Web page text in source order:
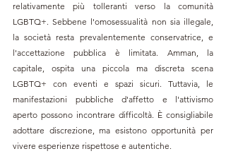
relativamente più tolleranti verso la comunità
LGBTQ+. Sebbene l'omosessualità non sia illegale,
la società resta prevalentemente conservatrice, e
l'accettazione pubblica è limitata. Amman, la
capitale, ospita una piccola ma discreta scena
LGBTQ+ con eventi e spazi sicuri. Tuttavia, le
manifestazioni pubbliche d'affetto e l'attivismo
aperto possono incontrare difficoltà. È consigliabile
adottare discrezione, ma esistono opportunità per
vivere esperienze rispettose e autentiche.